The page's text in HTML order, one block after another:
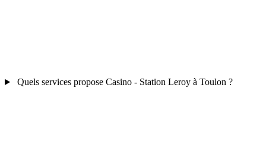
Quels services propose Casino - Station Leroy à Toulon ?